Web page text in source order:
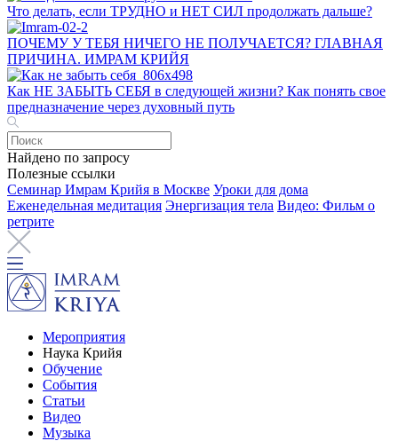
Что делать, если ТРУДНО и НЕТ СИЛ продолжать дальше?
ПОЧЕМУ У ТЕБЯ НИЧЕГО НЕ ПОЛУЧАЕТСЯ? ГЛАВНАЯ
ПРИЧИНА. ИМРАМ КРИЙЯ
Как НЕ ЗАБЫТЬ СЕБЯ в следующей жизни? Как понять свое
предназначение через духовный путь
Найдено по запросу
Полезные ссылки
Семинар Имрам Крийя в Москве Уроки для дома
Еженедельная медитация Энергизация тела Видео: Фильм о
ретрите
Мероприятия
Наука Крийя
Обучение
События
Статьи
Видео
Музыка